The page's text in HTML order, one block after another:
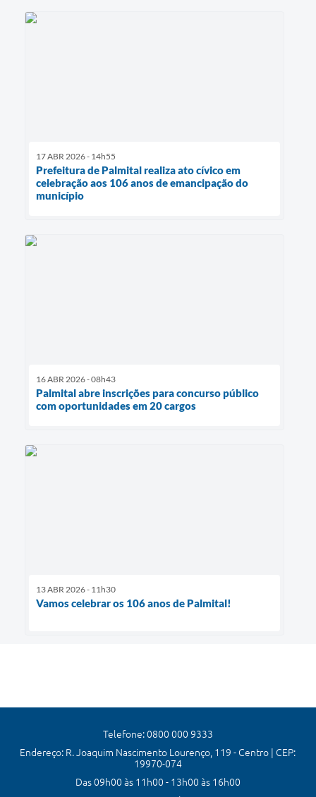
17 ABR 2026 - 14h55
Prefeitura de Palmital realiza ato cívico em
celebração aos 106 anos de emancipação do
município
16 ABR 2026 - 08h43
Palmital abre inscrições para concurso público
com oportunidades em 20 cargos
13 ABR 2026 - 11h30
Vamos celebrar os 106 anos de Palmital!
Telefone: 0800 000 9333
Endereço: R. Joaquim Nascimento Lourenço, 119 - Centro | CEP:
19970-074
Das 09h00 às 11h00 - 13h00 às 16h00